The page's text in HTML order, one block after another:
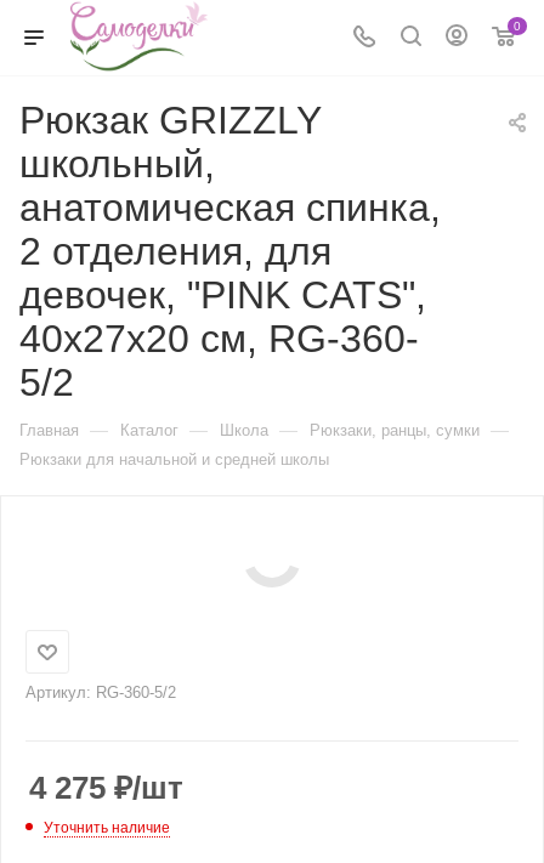
0
Рюкзак GRIZZLY
школьный,
анатомическая спинка,
2 отделения, для
девочек, "PINK CATS",
40х27х20 см, RG-360-
5/2
Главная — Каталог — Школа — Рюкзаки, ранцы, сумки —
Рюкзаки для начальной и средней школы
Артикул: RG-360-5/2
4 275 ₽/шт
Уточнить наличие